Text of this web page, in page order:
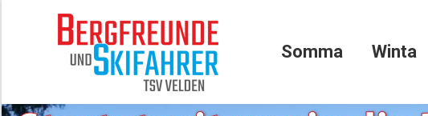
Somma Winta